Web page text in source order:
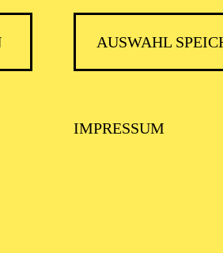
AUSWAHL
IMPRESSUM